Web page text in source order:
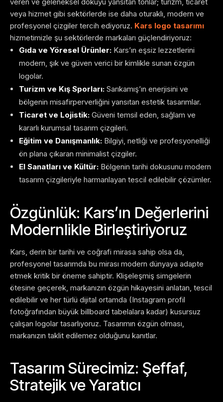
veya hizmet gibi sektörlerde ise daha oturaklı, modern ve
profesyonel çizgiler tercih ediyoruz. Kars logo tasarımı
hizmetimizle şu sektörlerde markaları güçlendiriyoruz:
Gıda ve Yöresel Ürünler: Kars’ın eşsiz lezzetlerini
modern, şık ve güven verici bir kimlikle sunan özgün
logolar.
Turizm ve Kış Sporları: Sarıkamış’ın enerjisini ve
bölgenin misafirperverliğini yansıtan estetik tasarımlar.
Ticaret ve Lojistik: Güveni temsil eden, sağlam ve
kararlı kurumsal tasarım çizgileri.
Eğitim ve Danışmanlık: Bilgiyi, netliği ve profesyonelliği
ön plana çıkaran minimalist çizgiler.
El Sanatları ve Kültür: Bölgenin tarihi dokusunu modern
tasarım çizgileriyle harmanlayan tescil edilebilir çözümler.
Özgünlük: Kars’ın Değerlerini
Modernlikle Birleştiriyoruz
Kars, derin bir tarihi ve coğrafi mirasa sahip olsa da,
profesyonel tasarımda bu mirası modern dünyaya adapte
etmek kritik bir öneme sahiptir. Klişeleşmiş simgelerin
ötesine geçerek, markanızın özgün hikayesini anlatan, tescil
edilebilir ve her türlü dijital ortamda (Instagram profil
fotoğrafından büyük billboard tabelalara kadar) kusursuz
çalışan logolar tasarlıyoruz. Tasarımın özgün olması,
markanızın taklit edilemez olduğunu kanıtlar.
Tasarım Sürecimiz: Şeffaf,
Stratejik ve Yaratıcı